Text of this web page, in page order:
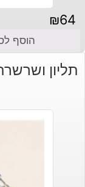
₪64
הוסף
תליון